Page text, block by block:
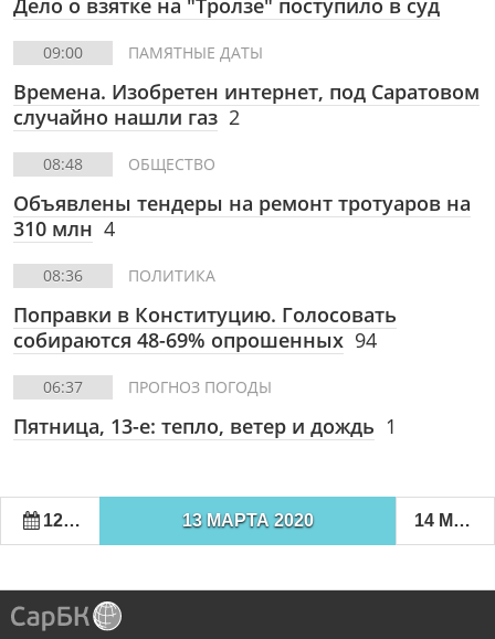
Дело о взятке на "Тролзе" поступило в суд
09:00 ПАМЯТНЫЕ ДАТЫ
Времена. Изобретен интернет, под Саратовом
случайно нашли газ 2
08:48 ОБЩЕСТВО
Объявлены тендеры на ремонт тротуаров на
310 млн 4
08:36 ПОЛИТИКА
Поправки в Конституцию. Голосовать
собираются 48-69% опрошенных 94
06:37 ПРОГНОЗ ПОГОДЫ
Пятница, 13-е: тепло, ветер и дождь 1
12 МАРТА 2020 13 МАРТА 2020 14 МАРТА 2020